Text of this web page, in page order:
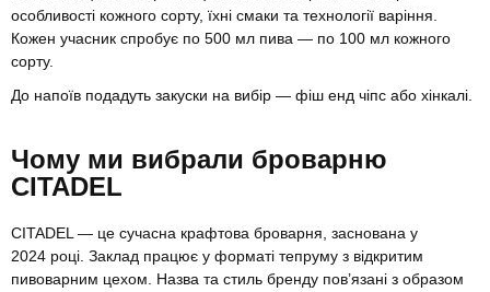
особливості кожного сорту, їхні смаки та технології варіння.
Кожен учасник спробує по 500 мл пива — по 100 мл кожного
сорту.
До напоїв подадуть закуски на вибір — фіш енд чіпс або хінкалі.
Чому ми вибрали броварню
CITADEL
CITADEL — це сучасна крафтова броварня, заснована у
2024 році. Заклад працює у форматі тепруму з відкритим
пивоварним цехом. Назва та стиль бренду пов’язані з образом